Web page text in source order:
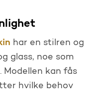
har en stilren og
glass, noe som
Modellen kan fås
hvilke behov